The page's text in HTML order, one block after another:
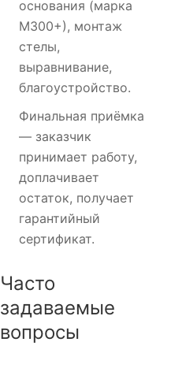
основания (марка
М300+), монтаж
стелы,
выравнивание,
благоустройство.
Финальная приёмка
— заказчик
принимает работу,
доплачивает
остаток, получает
гарантийный
сертификат.
Часто
задаваемые
вопросы